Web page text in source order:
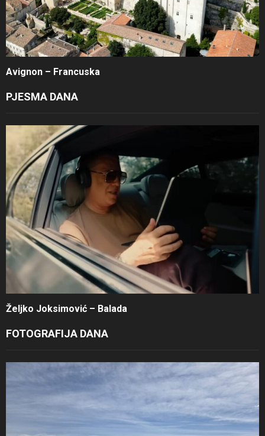
Avignon – Francuska
PJESMA DANA
Željko Joksimović – Balada
FOTOGRAFIJA DANA